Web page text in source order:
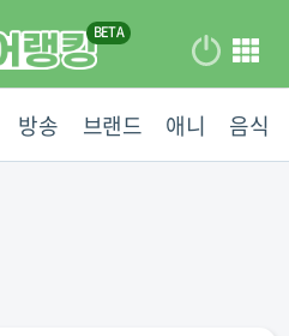
방송 브랜드 애니 음식